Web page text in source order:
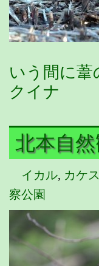
いう間に葦
クイナ
北本自
イカル, カケス
察公園